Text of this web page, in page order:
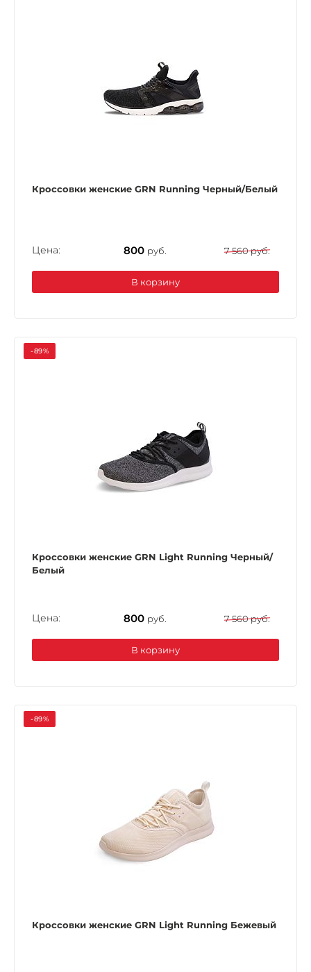
Кроссовки женские GRN Running Черный/Белый
Цена: 800 руб. 7 560 руб.
В корзину
-89%
Кроссовки женские GRN Light Running Черный/
Белый
Цена: 800 руб. 7 560 руб.
В корзину
-89%
Кроссовки женские GRN Light Running Бежевый